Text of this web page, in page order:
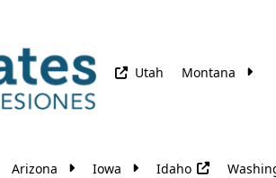
Utah Montana
Arizona Iowa Idaho